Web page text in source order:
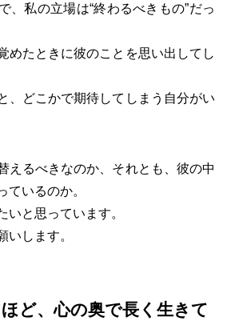
、私の立場は“終わるべきもの”だっ
めたときに彼のことを思い出してし
、どこかで期待してしまう自分がい
えるべきなのか、それとも、彼の中
ているのか。
いと思っています。
いします。
ほど、心の奥で長く生きて